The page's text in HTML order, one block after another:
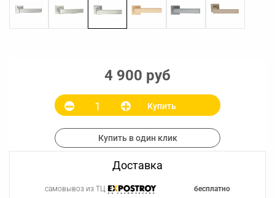
4 900 руб
Купить
Купить в один клик
Доставка
самовывоз из ТЦ бесплатно